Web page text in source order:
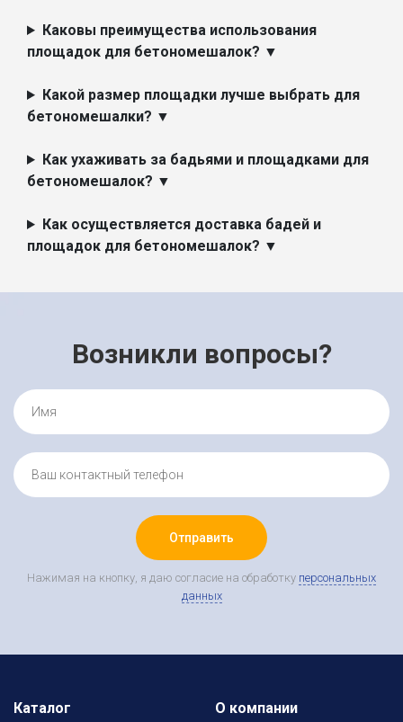
Каковы преимущества использования
площадок для бетономешалок? ▼
Какой размер площадки лучше выбрать для
бетономешалки? ▼
Как ухаживать за бадьями и площадками для
бетономешалок? ▼
Как осуществляется доставка бадей и
площадок для бетономешалок? ▼
Возникли вопросы?
Отправить
Нажимая на кнопку, я даю согласие на обработку персональных
данных
Каталог О компании